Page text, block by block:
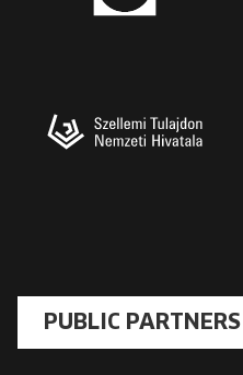
PUBLIC PARTNERS